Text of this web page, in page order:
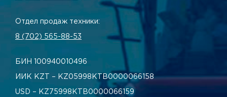
Отдел продаж техники:
8 (702) 565-88-53
БИН 100940010496
ИИК KZT – KZ05998КТВ0000066158
USD – KZ75998КТВ0000066159